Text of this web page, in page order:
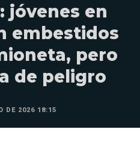
jóvenes en
embestidos
pero
de peligro
DE 2026 18:15